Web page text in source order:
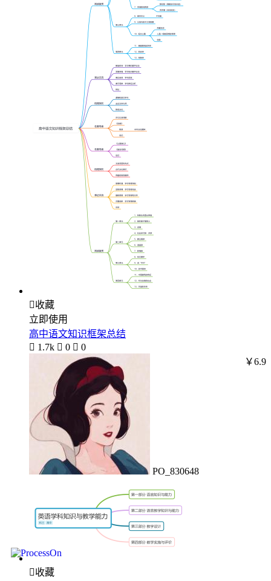
收藏
立即使用
高中语文知识框架总结
 1.7k  0  0
PO_830648
￥6.9
收藏